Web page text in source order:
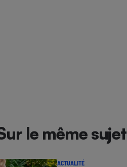
le même sujet
ACTUALITÉ